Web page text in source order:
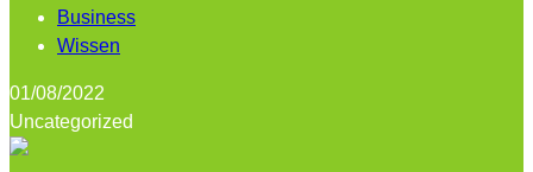
Business
Wissen
01/08/2022
Uncategorized